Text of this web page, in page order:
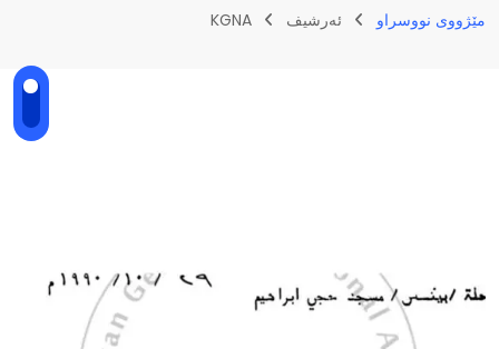
مێژووی نووسراو ئەرشیف KGNA